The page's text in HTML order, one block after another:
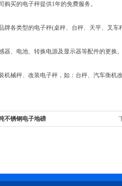
买的电子秤提供1年的免费服务。
各类型的电子秤(桌秤、台秤、天平、叉车
、电池、转换电源及显示器等配件的更换。
械秤、改装电子秤，如：台秤、汽车衡机改
不锈钢电子地磅